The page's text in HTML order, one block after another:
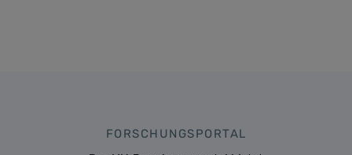
FORSCHUNGSPORTAL